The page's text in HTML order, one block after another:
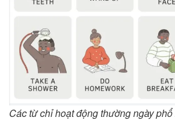
Các từ chỉ hoạt động thường ngày